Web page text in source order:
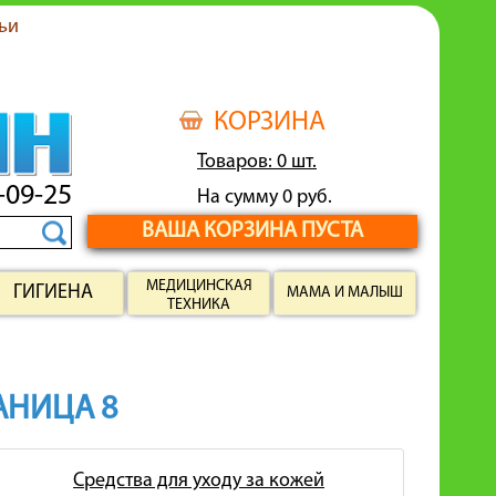
КОРЗИНА
Товаров: 0 шт.
На сумму 0 руб.
ВАША КОРЗИНА ПУСТА
25
ГИГИЕНА
МЕДИЦИНСКАЯ
ТЕХНИКА
МАМА И МАЛЫШ
8
Средства для уходу за кожей